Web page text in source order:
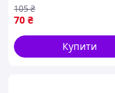
70 ₴
105₴
Купити